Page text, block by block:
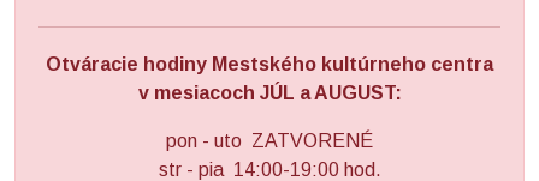
Otváracie hodiny Mestského kultúrneho centra
v mesiacoch JÚL a AUGUST:
pon - uto ZATVORENÉ
str - pia 14:00-19:00 hod.